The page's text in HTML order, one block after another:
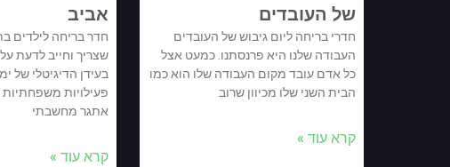
של העובדים
חדרי בריחה ליום גיבוש של העובדים
העבודה שלנו היא פרנסתנו. כמעט אצל
כל אדם עובד מקום העבודה שלו הוא כמו
הבית השני שלו מכיוון שרוב
קרא עוד »
אביב
חדר בריחה לילדים
שצריך וחייב לדעת
בעידן הדיגיטלי של
פעילויות
אתגר מחשבתי
קרא עוד »